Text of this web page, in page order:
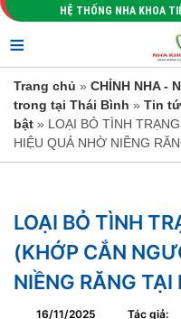
HỆ THỐNG NHA KHOA
≡
Trang chủ » CHỈNH NHA -
trong tại Thái Bình » Tin
bật » LOẠI BỎ TÌNH
HIỆU QUẢ NHỜ NIỀNG
LOẠI BỎ TÌNH
(KHỚP CẮN
NIỀNG RĂNG
16/11/2025 Tác giả: